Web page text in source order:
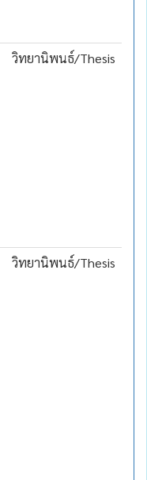
วิทยานิพนธ์/Thesis
วิทยานิพนธ์/Thesis